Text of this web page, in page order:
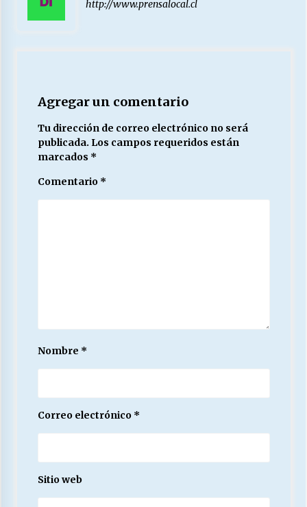
http://www.prensalocal.cl
Agregar un comentario
Tu dirección de correo electrónico no será
publicada. Los campos requeridos están
marcados *
Comentario *
Nombre *
Correo electrónico *
Sitio web